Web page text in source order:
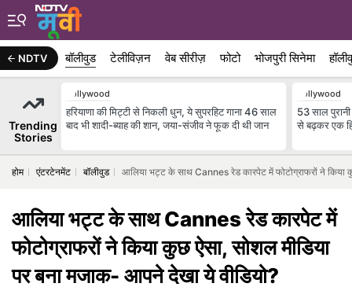
NDTV बॉलीवुड टेलीविज़न वेब सीरीज़ फोटो भोजपुरी सिनेमा
Trending
Stories
Bollywood
हरियाणा की मिट्टी से निकली धुन, ये सुपरहिट गाना 46 साल
बाद भी शादी-ब्याह की शान, जया-संजीव ने फूक दी थी जान
Bollywood
53 साल
से बढ़कर एक
होम एंटरटेनमेंट बॉलीवुड आलिया भट्ट के साथ Cannes रेड कारपेट में फोटोग्राफरों ने किया
आलिया भट्ट के साथ Cannes रेड कारपेट में
फोटोग्राफरों ने किया कुछ ऐसा, सोशल मीडिया
पर बना मजाक- आपने देखा ये वीडियो?